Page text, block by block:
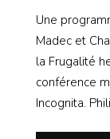
Une
Madec et
la Frugalité
conférence
Incognita.